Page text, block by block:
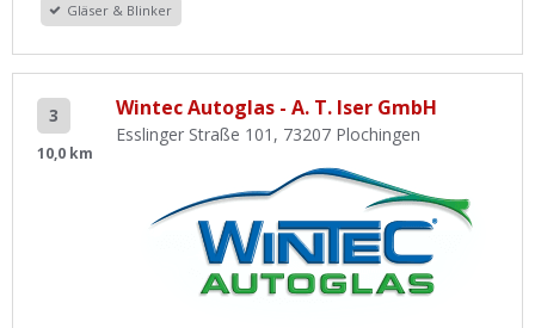
Gläser & Blinker
3
10,0 km
Wintec Autoglas - A. T. Iser GmbH
Esslinger Straße 101, 73207 Plochingen